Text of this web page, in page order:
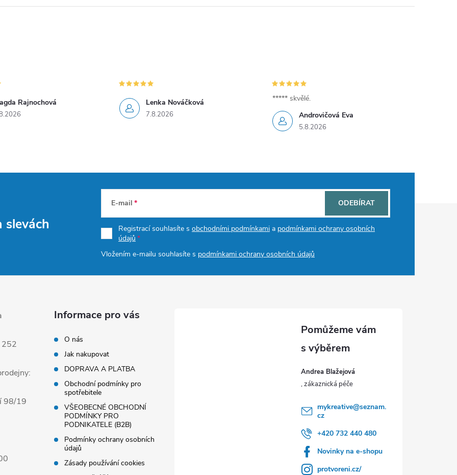
Rajnochová Lenka Nováčková
7.8.2026 Androvičová Eva
5.8.2026
***** skvělé.
slevách
E-mail
Registrací souhlasíte s obchodními podmínkami a podmínkami ochrany osobních
údajů
Vložením e-mailu souhlasíte s podmínkami ochrany osobních údajů
ODEBÍRAT
98/19
Informace pro vás
O nás
Jak nakupovat
DOPRAVA A PLATBA
Obchodní podmínky pro
spotřebitele
VŠEOBECNÉ OBCHODNÍ
PODMÍNKY PRO
PODNIKATELE (B2B)
Podmínky ochrany osobních
údajů
Zásady používání cookies
Andrea Blažejová
mykreative@seznam.
cz
+420 732 440 480
Novinky na e-shopu
protvoreni.cz/